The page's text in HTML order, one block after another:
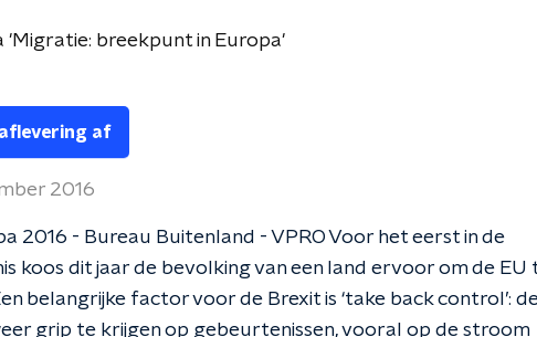
'Migratie: breekpunt in Europa'
af
2016
2016 - Bureau Buitenland - VPRO Voor het eerst in de
koos dit jaar de bevolking van een land ervoor om de EU
belangrijke factor voor de Brexit is ‘take back control’:
grip te krijgen op gebeurtenissen, vooral op de stroom